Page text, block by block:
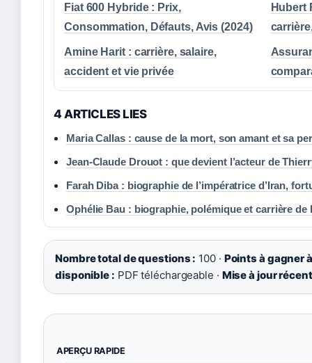
Fiat 600 Hybride : Prix,
Consommation, Défauts, Avis (2024)
Hubert
Amine Harit : carrière, salaire,
accident et vie privée
4 ARTICLES LIES
Maria Callas : cause de la mort, son amant et sa
Jean-Claude Drouot : que devient l’acteur de
Farah Diba : biographie de l’impératrice d’Iran,
Ophélie Bau : biographie, polémique et carrière de
Nombre total de questions : 100 · Points à gagner
disponible : PDF téléchargeable · Mise à jour
APERÇU RAPIDE